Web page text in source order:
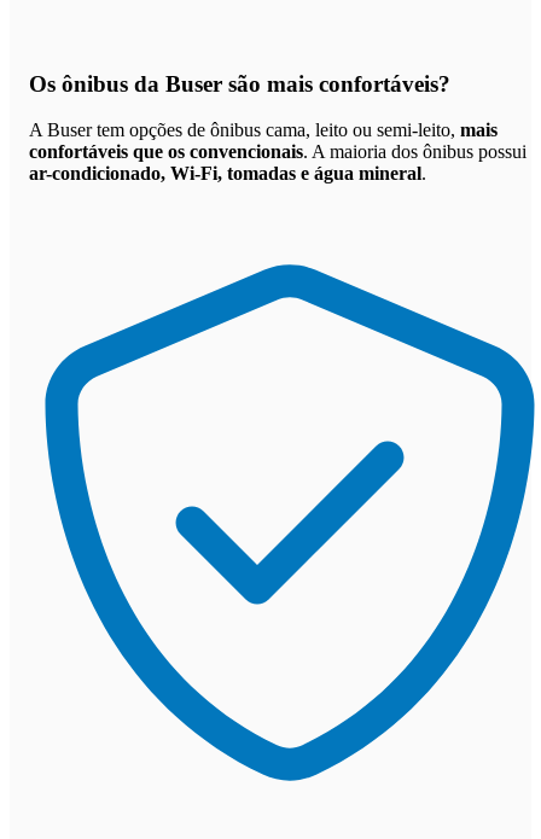
Os ônibus da Buser são mais confortáveis?
A Buser tem opções de ônibus cama, leito ou semi-leito, mais
confortáveis que os convencionais. A maioria dos ônibus possui
ar-condicionado, Wi-Fi, tomadas e água mineral.